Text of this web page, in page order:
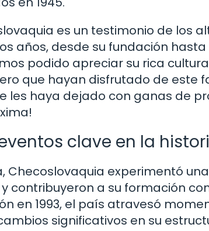
es un testimonio de los
años, desde su fundación
podido apreciar su rica
que hayan disfrutado de este
les haya dejado con ganas de
clave en la
Checoslovaquia experimentó
contribuyeron a su formación
en 1993, el país atravesó
significativos en su